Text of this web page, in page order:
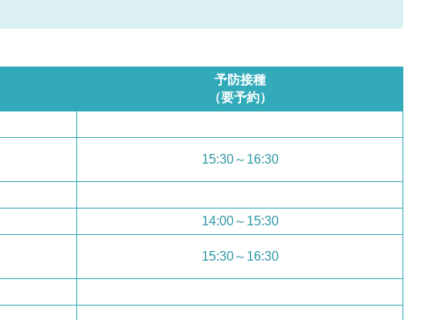
予防接種
（要予約）
15:30～16:30
14:00～15:30
15:30～16:30